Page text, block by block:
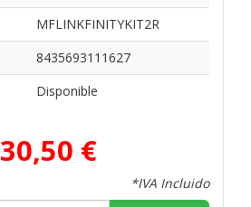
MFLINKFINITYKIT2R
8435693111627
Disponible
30,50 €
*IVA Incluido